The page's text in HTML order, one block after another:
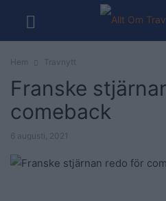
Hem Travnytt
Franske
comeback
6 augusti, 2021